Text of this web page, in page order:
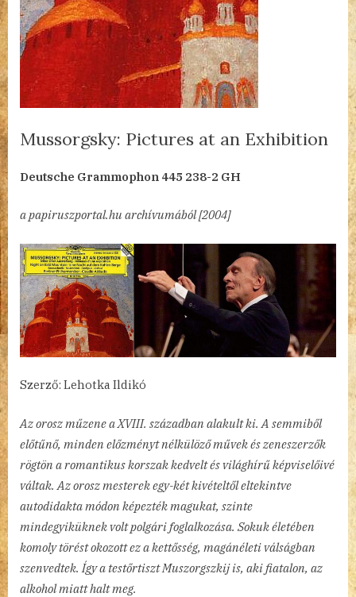
Mussorgsky: Pictures at an Exhibition
on
Pictures
an
című
bejegyzéshez
Deutsche Grammophon 445 238-2 GH
a papiruszportal.hu archívumából [2004]
Szerző: Lehotka Ildikó
Az orosz műzene a XVIII. században alakult ki. A semmiből
előtűnő, minden előzményt nélkülöző művek és zeneszerzők
rögtön a romantikus korszak kedvelt és világhírű képviselőivé
váltak. Az orosz mesterek egy-két kivételtől eltekintve
autodidakta módon képezték magukat, szinte
mindegyiküknek volt polgári foglalkozása. Sokuk életében
komoly törést okozott ez a kettősség, magánéleti válságban
szenvedtek. Így a testőrtiszt Muszorgszkij is, aki fiatalon, az
alkohol miatt halt meg.